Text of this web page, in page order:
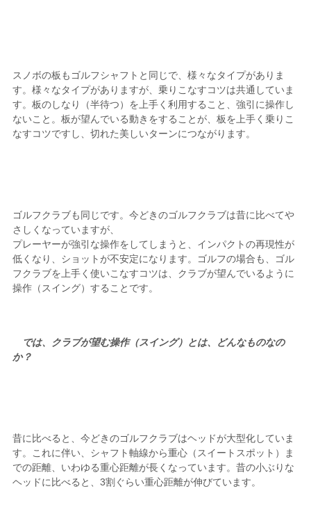
スノボの板もゴルフシャフトと同じで、様々なタイプがありま
す。様々なタイプがありますが、乗りこなすコツは共通していま
す。板のしなり（半待つ）を上手く利用すること、強引に操作し
ないこと。板が望んでいる動きをすることが、板を上手く乗りこ
なすコツですし、切れた美しいターンにつながります。
ゴルフクラブも同じです。今どきのゴルフクラブは昔に比べてや
さしくなっていますが、
プレーヤーが強引な操作をしてしまうと、インパクトの再現性が
低くなり、ショットが不安定になります。ゴルフの場合も、ゴル
フクラブを上手く使いこなすコツは、クラブが望んでいるように
操作（スイング）することです。
では、クラブが望む操作（スイング）とは、どんなものなの
か？
昔に比べると、今どきのゴルフクラブはヘッドが大型化していま
す。これに伴い、シャフト軸線から重心（スイートスポット）ま
での距離、いわゆる重心距離が長くなっています。昔の小ぶりな
ヘッドに比べると、3割ぐらい重心距離が伸びています。